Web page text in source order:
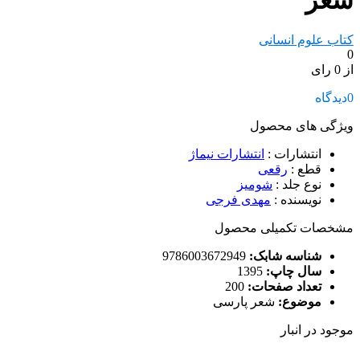
کتاب علوم انسانی
0
از 0 رای
0دیدگاه
ویژگی های محصول
انتشارات : انتشارات نیماژ
قطع : رقعی
نوع جلد : شومیز
نویسنده : مهدی فرجی
مشخصات تکمیلی محصول
شناسه شابک:
سال چاپ:
تعداد صفحات:
موضوع: شعر پارسی
موجود در انبار